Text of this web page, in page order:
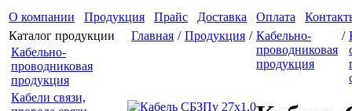
О компании Продукция Прайс Доставка Оплата
Каталог продукции
Кабельно-
проводниковая
продукция
Кабели связи,
Главная / Продукция / Кабельно-
проводниковая
продукция
/